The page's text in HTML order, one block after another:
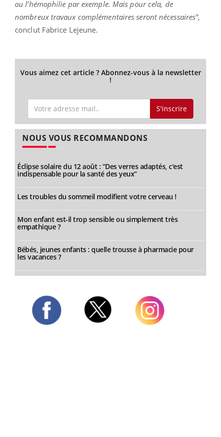
ou l’hémophilie par exemple. Mais pour cela, de
nombreux travaux complémentaires seront nécessaires",
conclut Fabrice Lejeune.
Vous aimez cet article ? Abonnez-vous à la newsletter
!
S'inscrire
NOUS VOUS RECOMMANDONS
Éclipse solaire du 12 août : “Des verres adaptés, c'est
indispensable pour la santé des yeux”
Les troubles du sommeil modifient votre cerveau !
Mon enfant est-il trop sensible ou simplement très
empathique ?
Bébés, jeunes enfants : quelle trousse à pharmacie pour
les vacances ?